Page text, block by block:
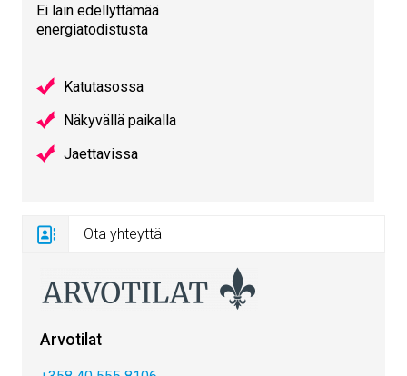
Ei lain edellyttämää
energiatodistusta
Katutasossa
Näkyvällä paikalla
Jaettavissa
Ota yhteyttä
Arvotilat